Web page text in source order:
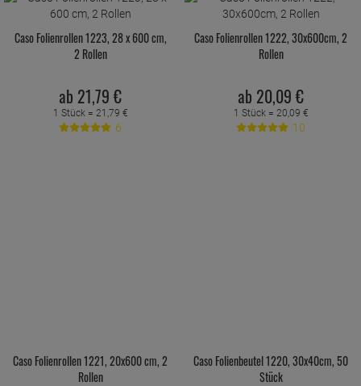
Caso Folienrollen 1223, 28 x 600 cm,
2 Rollen
ab 21,79 €
1 Stück = 21,79 €
6
Caso Folienrollen 1222, 30x600cm, 2
Rollen
ab 20,09 €
1 Stück = 20,09 €
10
Caso Folienrollen 1221, 20x600 cm, 2
Rollen
Caso Folienbeutel 1220, 30x40cm, 50
Stück